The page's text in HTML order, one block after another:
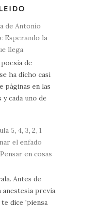
de Antonio
Esperando la
llega
de
ha dicho casi
páginas en las
cada uno de
5, 4, 3, 2, 1
el enfado
en cosas
Antes de
previa
dice 'piensa